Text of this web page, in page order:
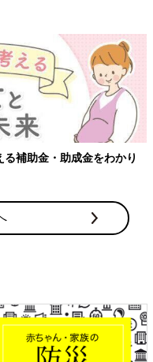
補助金・助成金をわかり